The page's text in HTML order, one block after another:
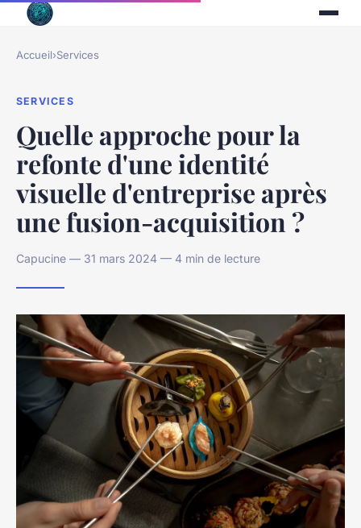
Accueil›Services
SERVICES
Quelle approche pour la
refonte d'une identité
visuelle d'entreprise après
une fusion-acquisition ?
Capucine — 31 mars 2024 — 4 min de lecture